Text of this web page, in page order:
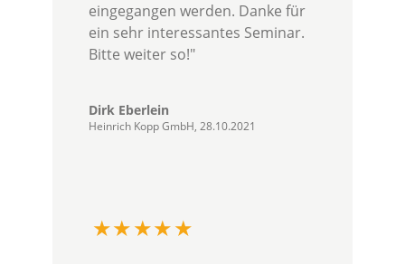
eingegangen werden. Danke für
ein sehr interessantes Seminar.
Bitte weiter so!"
Dirk Eberlein
Heinrich Kopp GmbH, 28.10.2021